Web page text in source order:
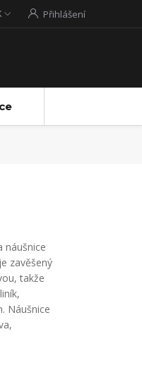
Přihlášení
náušnice
zavěšený
takže
Náušnice